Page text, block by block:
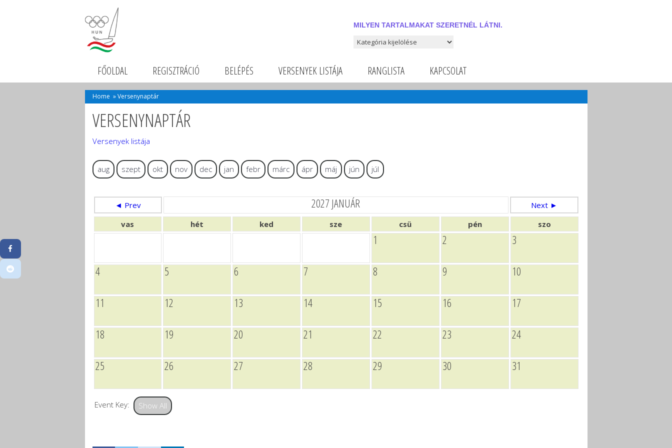
MILYEN TARTALMAKAT SZERETNÉL LÁTNI.
Milyen tartalmakat szeretnél látni.
FŐOLDAL REGISZTRÁCIÓ BELÉPÉS VERSENYEK LISTÁJA RANGLISTA KAPCSOLAT
Home »Versenynaptár
VERSENYNAPTÁR
Versenyek listája
aug szept okt nov dec jan febr márc ápr máj jún júl
◄ Prev 2027 JANUÁR
Next ►
vas
hét ked sze csü pén szo
1 2 3
4 5 6 7 8 9 10
11 12 13 14 15 16 17
18 19 20 21 22 23 24
25 26 27 28 29 30 31
Event Key: Show All